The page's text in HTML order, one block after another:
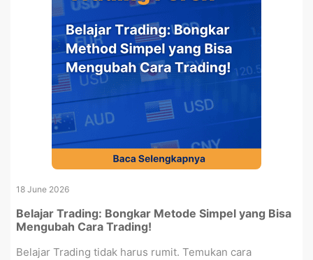
18 June 2026
Belajar Trading: Bongkar Metode Simpel yang Bisa
Mengubah Cara Trading!
Belajar Trading tidak harus rumit. Temukan cara